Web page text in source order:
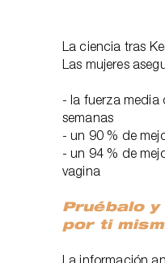
La ciencia tras
Las mujeres
- la fuerza media
semanas
- un 90 % de
- un 94 % de
vagina
Pruébalo
por ti
La información